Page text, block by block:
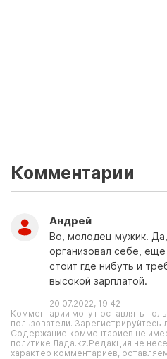
Комментарии
Андpей
Во, молодец мужик.
организовал себе,
стоит где нибуть и
высокой зарплатой.
20.07.2022, 19:42
Комментарии могут оставлять
пользователи. Зарегистрируйтесь
Содержание комментариев не
политике Лада.kz.Редакция не
характер комментариев,